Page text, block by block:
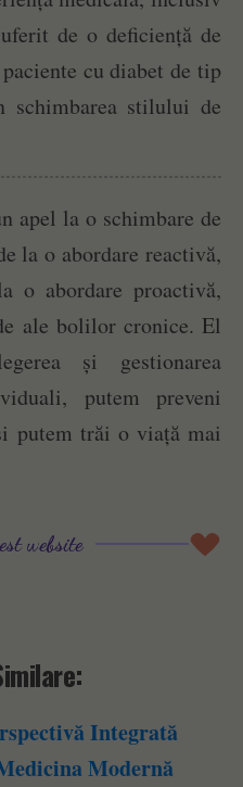
de o deficiență de
cu diabet de tip
schimbarea stilului de
apel la o schimbare de
la o abordare reactivă,
o abordare proactivă,
ale bolilor cronice. El
și gestionarea
putem preveni
putem trăi o viață mai
website
Integrată
Modernă